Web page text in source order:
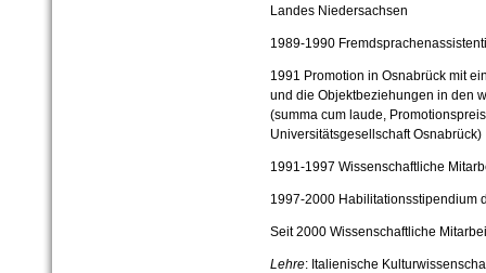
Landes Niedersachsen
1989-1990
1991 Promotion in Osnabrück mit
und die Objektbeziehungen in den
(summa cum laude,
Universitätsgesellschaft Osnabrück)
1991-1997 Wissenschaftliche
1997-2000 Habilitationsstipendium
Seit 2000 Wissenschaftliche
Lehre: Italienische